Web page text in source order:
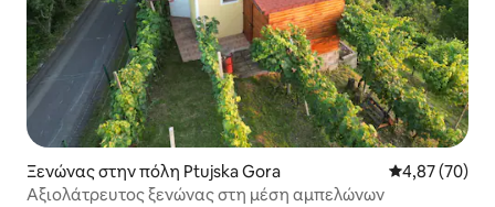
Ξενώνας στην πόλη Ptujska Gora Μέση
4,87 (70)
Αξιολάτρευτος ξενώνας στη μέση αμπελώνων